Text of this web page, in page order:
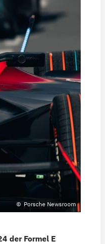
Porsche Newsroom
der Formel E